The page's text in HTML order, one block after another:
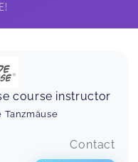
course instructor
Tanzmäuse
Contact